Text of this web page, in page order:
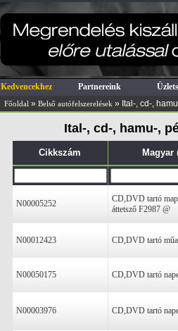
Kedvencekhez Partnereink
Főoldal » Belső autófelszerelések » Ital-, cd-,
Ital-, cd-, hamu-,
Cikkszám Magyar
N00005252
CD,DVD tartó
áttetsző F2987 @
N00012423 CD,DVD tartó
N00050175 CD,DVD tartó
N00003976 CD,DVD tartó